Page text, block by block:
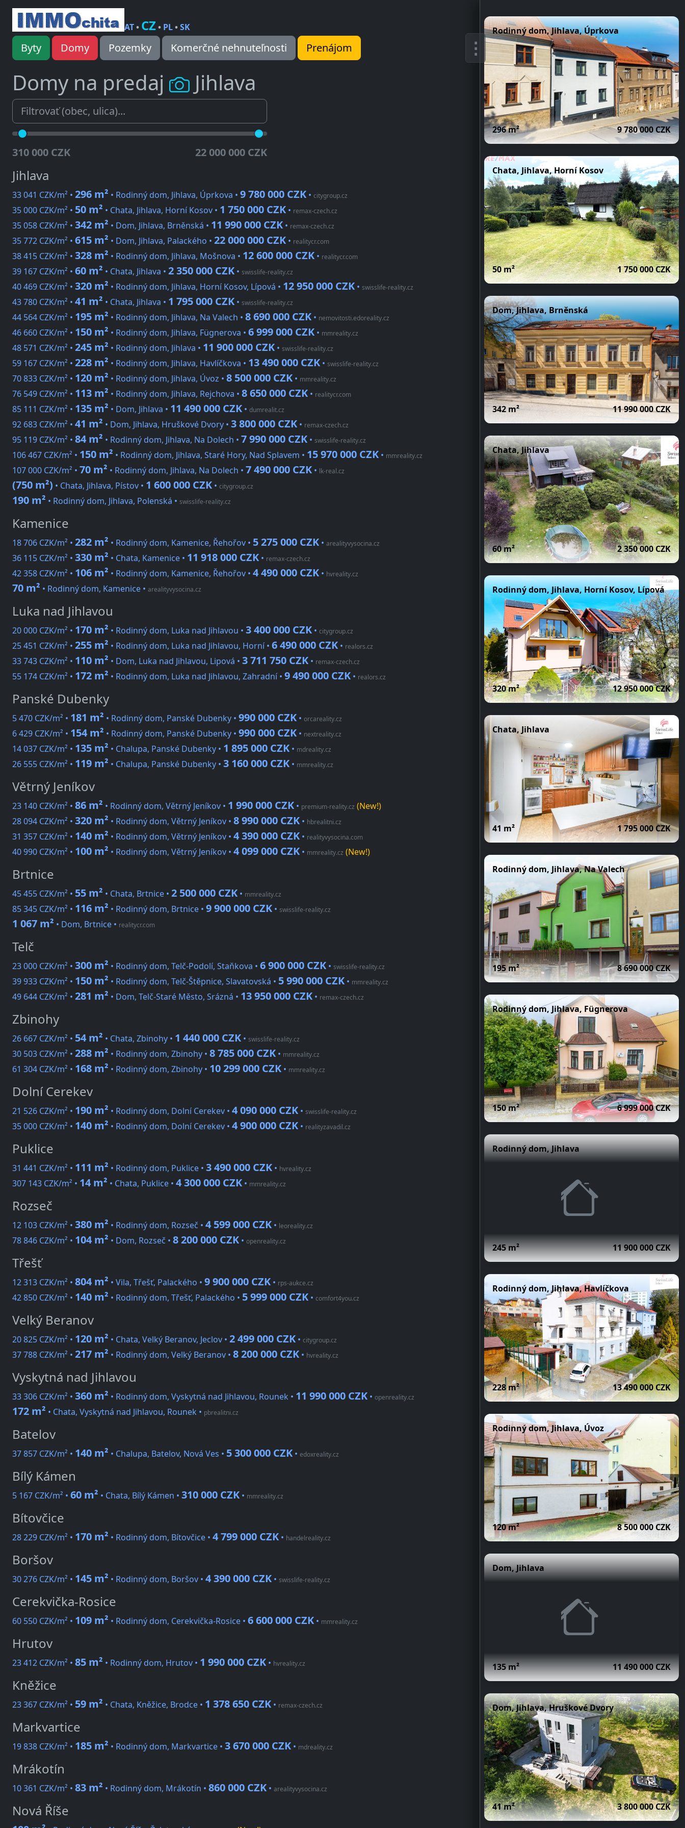
AT• CZ• PL•SK
Byty Domy Pozemky Komerčné nehnuteľnosti Prenájom
Domy na predaj Jihlava
310 000 CZK 22 000 000 CZK
Jihlava
33 041 CZK/m² • 296 m² • Rodinný dom, Jihlava, Úprkova • 9 780 000 CZK • citygroup.cz
35 000 CZK/m² • 50 m² • Chata, Jihlava, Horní Kosov • 1 750 000 CZK • remax-czech.cz
35 058 CZK/m² • 342 m² • Dom, Jihlava, Brněnská • 11 990 000 CZK • remax-czech.cz
35 772 CZK/m² • 615 m² • Dom, Jihlava, Palackého • 22 000 000 CZK • realitycr.com
38 415 CZK/m² • 328 m² • Rodinný dom, Jihlava, Mošnova • 12 600 000 CZK • realitycr.com
39 167 CZK/m² • 60 m² • Chata, Jihlava • 2 350 000 CZK • swisslife-reality.cz
40 469 CZK/m² • 320 m² • Rodinný dom, Jihlava, Horní Kosov, Lípová • 12 950 000 CZK • swisslife-reality.cz
43 780 CZK/m² • 41 m² • Chata, Jihlava • 1 795 000 CZK • swisslife-reality.cz
44 564 CZK/m² • 195 m² • Rodinný dom, Jihlava, Na Valech • 8 690 000 CZK • nemovitosti.edoreality.cz
46 660 CZK/m² • 150 m² • Rodinný dom, Jihlava, Fügnerova • 6 999 000 CZK • mmreality.cz
48 571 CZK/m² • 245 m² • Rodinný dom, Jihlava • 11 900 000 CZK • swisslife-reality.cz
59 167 CZK/m² • 228 m² • Rodinný dom, Jihlava, Havlíčkova • 13 490 000 CZK • swisslife-reality.cz
70 833 CZK/m² • 120 m² • Rodinný dom, Jihlava, Úvoz • 8 500 000 CZK • mmreality.cz
76 549 CZK/m² • 113 m² • Rodinný dom, Jihlava, Rejchova • 8 650 000 CZK • realitycr.com
85 111 CZK/m² • 135 m² • Dom, Jihlava • 11 490 000 CZK • dumrealit.cz
92 683 CZK/m² • 41 m² • Dom, Jihlava, Hruškové Dvory • 3 800 000 CZK • remax-czech.cz
95 119 CZK/m² • 84 m² • Rodinný dom, Jihlava, Na Dolech • 7 990 000 CZK • swisslife-reality.cz
106 467 CZK/m² • 150 m² • Rodinný dom, Jihlava, Staré Hory, Nad Splavem • 15 970 000 CZK • mmreality.cz
107 000 CZK/m² • 70 m² • Rodinný dom, Jihlava, Na Dolech • 7 490 000 CZK • lk-real.cz
(750 m²) • Chata, Jihlava, Pístov • 1 600 000 CZK • citygroup.cz
190 m² • Rodinný dom, Jihlava, Polenská • swisslife-reality.cz
Kamenice
18 706 CZK/m² • 282 m² • Rodinný dom, Kamenice, Řehořov • 5 275 000 CZK • arealityvysocina.cz
36 115 CZK/m² • 330 m² • Chata, Kamenice • 11 918 000 CZK • remax-czech.cz
42 358 CZK/m² • 106 m² • Rodinný dom, Kamenice, Řehořov • 4 490 000 CZK • hvreality.cz
70 m² • Rodinný dom, Kamenice • arealityvysocina.cz
Luka nad Jihlavou
20 000 CZK/m² • 170 m² • Rodinný dom, Luka nad Jihlavou • 3 400 000 CZK • citygroup.cz
25 451 CZK/m² • 255 m² • Rodinný dom, Luka nad Jihlavou, Horní • 6 490 000 CZK • realors.cz
33 743 CZK/m² • 110 m² • Dom, Luka nad Jihlavou, Lipová • 3 711 750 CZK • remax-czech.cz
55 174 CZK/m² • 172 m² • Rodinný dom, Luka nad Jihlavou, Zahradní • 9 490 000 CZK • realors.cz
Panské Dubenky
5 470 CZK/m² • 181 m² • Rodinný dom, Panské Dubenky • 990 000 CZK • orcareality.cz
6 429 CZK/m² • 154 m² • Rodinný dom, Panské Dubenky • 990 000 CZK • nextreality.cz
14 037 CZK/m² • 135 m² • Chalupa, Panské Dubenky • 1 895 000 CZK • mdreality.cz
26 555 CZK/m² • 119 m² • Chalupa, Panské Dubenky • 3 160 000 CZK • mmreality.cz
Větrný Jeníkov
23 140 CZK/m² • 86 m² • Rodinný dom, Větrný Jeníkov • 1 990 000 CZK • premium-reality.cz (New!)
28 094 CZK/m² • 320 m² • Rodinný dom, Větrný Jeníkov • 8 990 000 CZK • hbrealitni.cz
31 357 CZK/m² • 140 m² • Rodinný dom, Větrný Jeníkov • 4 390 000 CZK • realityvysocina.com
40 990 CZK/m² • 100 m² • Rodinný dom, Větrný Jeníkov • 4 099 000 CZK • mmreality.cz (New!)
Brtnice
45 455 CZK/m² • 55 m² • Chata, Brtnice • 2 500 000 CZK • mmreality.cz
85 345 CZK/m² • 116 m² • Rodinný dom, Brtnice • 9 900 000 CZK • swisslife-reality.cz
1 067 m² • Dom, Brtnice • realitycr.com
Telč
23 000 CZK/m² • 300 m² • Rodinný dom, Telč-Podolí, Staňkova • 6 900 000 CZK • swisslife-reality.cz
39 933 CZK/m² • 150 m² • Rodinný dom, Telč-Štěpnice, Slavatovská • 5 990 000 CZK • mmreality.cz
49 644 CZK/m² • 281 m² • Dom, Telč-Staré Město, Srázná • 13 950 000 CZK • remax-czech.cz
Zbinohy
26 667 CZK/m² • 54 m² • Chata, Zbinohy • 1 440 000 CZK • swisslife-reality.cz
30 503 CZK/m² • 288 m² • Rodinný dom, Zbinohy • 8 785 000 CZK • mmreality.cz
61 304 CZK/m² • 168 m² • Rodinný dom, Zbinohy • 10 299 000 CZK • mmreality.cz
Dolní Cerekev
21 526 CZK/m² • 190 m² • Rodinný dom, Dolní Cerekev • 4 090 000 CZK • swisslife-reality.cz
35 000 CZK/m² • 140 m² • Rodinný dom, Dolní Cerekev • 4 900 000 CZK • realityzavadil.cz
Puklice
31 441 CZK/m² • 111 m² • Rodinný dom, Puklice • 3 490 000 CZK • hvreality.cz
307 143 CZK/m² • 14 m² • Chata, Puklice • 4 300 000 CZK • mmreality.cz
Rozseč
12 103 CZK/m² • 380 m² • Rodinný dom, Rozseč • 4 599 000 CZK • leoreality.cz
78 846 CZK/m² • 104 m² • Dom, Rozseč • 8 200 000 CZK • openreality.cz
Třešť
12 313 CZK/m² • 804 m² • Vila, Třešť, Palackého • 9 900 000 CZK • rps-aukce.cz
42 850 CZK/m² • 140 m² • Rodinný dom, Třešť, Palackého • 5 999 000 CZK • comfort4you.cz
Velký Beranov
20 825 CZK/m² • 120 m² • Chata, Velký Beranov, Jeclov • 2 499 000 CZK • citygroup.cz
37 788 CZK/m² • 217 m² • Rodinný dom, Velký Beranov • 8 200 000 CZK • hvreality.cz
Vyskytná nad Jihlavou
33 306 CZK/m² • 360 m² • Rodinný dom, Vyskytná nad Jihlavou, Rounek • 11 990 000 CZK • openreality.cz
172 m² • Chata, Vyskytná nad Jihlavou, Rounek • pbrealitni.cz
Batelov
37 857 CZK/m² • 140 m² • Chalupa, Batelov, Nová Ves • 5 300 000 CZK • edoxreality.cz
Bílý Kámen
5 167 CZK/m² • 60 m² • Chata, Bílý Kámen • 310 000 CZK • mmreality.cz
Bítovčice
28 229 CZK/m² • 170 m² • Rodinný dom, Bítovčice • 4 799 000 CZK • handelreality.cz
Boršov
30 276 CZK/m² • 145 m² • Rodinný dom, Boršov • 4 390 000 CZK • swisslife-reality.cz
Cerekvička-Rosice
60 550 CZK/m² • 109 m² • Rodinný dom, Cerekvička-Rosice • 6 600 000 CZK • mmreality.cz
Hrutov
23 412 CZK/m² • 85 m² • Rodinný dom, Hrutov • 1 990 000 CZK • hvreality.cz
Kněžice
23 367 CZK/m² • 59 m² • Chata, Kněžice, Brodce • 1 378 650 CZK • remax-czech.cz
Markvartice
19 838 CZK/m² • 185 m² • Rodinný dom, Markvartice • 3 670 000 CZK • mdreality.cz
Mrákotín
10 361 CZK/m² • 83 m² • Rodinný dom, Mrákotín • 860 000 CZK • arealityvysocina.cz
Nová Říše